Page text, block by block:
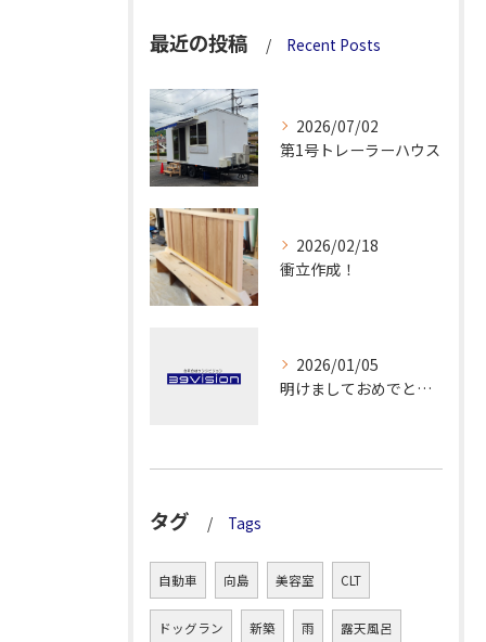
最近の投稿 Recent Posts
2026/07/02
第1号トレーラーハウス
2026/02/18
衝立作成！
2026/01/05
明けましておめでとうございます！
タグ Tags
自動車 向島 美容室 CLT
ドッグラン 新築 雨 露天風呂